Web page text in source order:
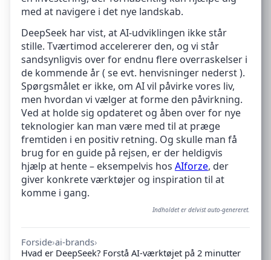
med at navigere i det nye landskab.
DeepSeek har vist, at AI-udviklingen ikke står
stille. Tværtimod accelererer den, og vi står
sandsynligvis over for endnu flere overraskelser i
de kommende år ( se evt. henvisninger nederst ).
Spørgsmålet er ikke, om AI vil påvirke vores liv,
men hvordan vi vælger at forme den påvirkning.
Ved at holde sig opdateret og åben over for nye
teknologier kan man være med til at præge
fremtiden i en positiv retning. Og skulle man få
brug for en guide på rejsen, er der heldigvis
hjælp at hente – eksempelvis hos AIforze, der
giver konkrete værktøjer og inspiration til at
komme i gang.
Indholdet er delvist auto-genereret.
Forside›ai-brands›
Hvad er DeepSeek? Forstå AI-værktøjet på 2 minutter